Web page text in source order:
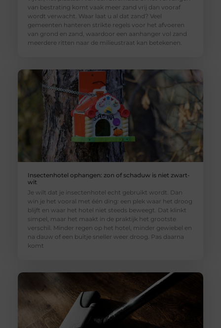
van bestrating komt vaak meer zand vrij dan vooraf
wordt verwacht. Waar laat u al dat zand? Veel
gemeenten hanteren strikte regels voor het afvoeren
van grond en zand, waardoor een aanhanger vol zand
meerdere ritten naar de milieustraat kan betekenen.
Insectenhotel ophangen: zon of schaduw is niet zwart-
wit
Je wilt dat je insectenhotel echt gebruikt wordt. Dan
win je het vooral met één ding: een plek waar het droog
blijft en waar het hotel niet steeds beweegt. Dat klinkt
simpel, maar het maakt in de praktijk het grootste
verschil. Minder regen op het hotel, minder gewiebel en
na dauw of een buitje sneller weer droog. Pas daarna
komt